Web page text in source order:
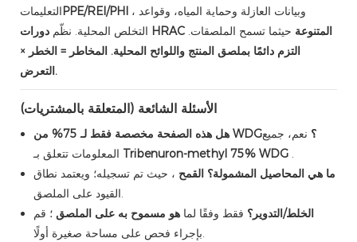
التعليمات PPE/REI/PHI
، وبيانات العازلة وحماية المياه، وقواعد
التخلص المحلية. نظّم
دورات HRAC المتنوعة حيثما تسمح الملصقات.
التزم دائمًا بملصق المنتج واللوائح المحلية. المخاطر = الخطر ×
التعرض.
الأسئلة الشائعة (المتعلقة بالمشتريات)
هل هذه الصفحة مخصصة فقط لـ 75% من WDG؟ نعم، جميع
Tribenuron-methyl 75% WDG.
ما هي المحاصيل المشمولة؟ القمح ، حيث تم تسجيله؛ ويعتمد نطاق
القيود على الملصق.
الخلط/التدوير؟ فقط وفقًا لماهو مسموح به على الملصق ؛ قم
بإجراء فحص على مساحة صغيرة أولًا.